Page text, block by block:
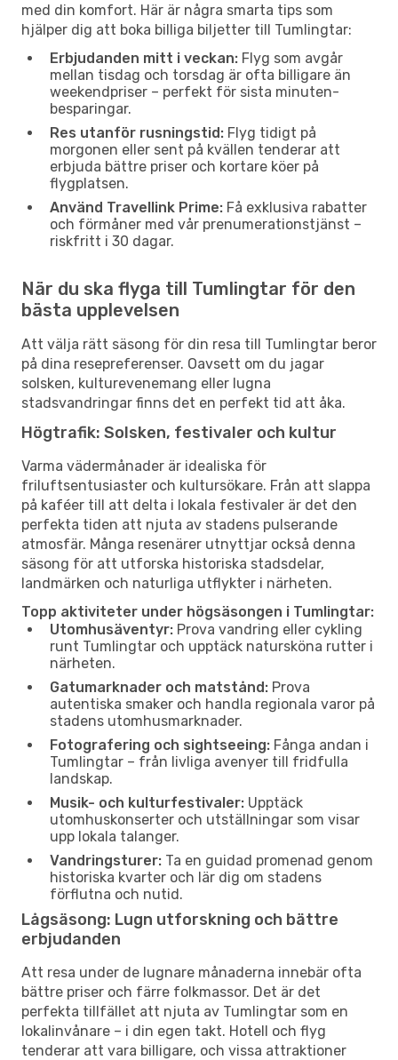
med din komfort. Här är några smarta tips som
hjälper dig att boka billiga biljetter till Tumlingtar:
Erbjudanden mitt i veckan: Flyg som avgår
mellan tisdag och torsdag är ofta billigare än
weekendpriser – perfekt för sista minuten-
besparingar.
Res utanför rusningstid: Flyg tidigt på
morgonen eller sent på kvällen tenderar att
erbjuda bättre priser och kortare köer på
flygplatsen.
Använd Travellink Prime: Få exklusiva rabatter
och förmåner med vår prenumerationstjänst –
riskfritt i 30 dagar.
När du ska flyga till Tumlingtar för den
bästa upplevelsen
Att välja rätt säsong för din resa till Tumlingtar beror
på dina resepreferenser. Oavsett om du jagar
solsken, kulturevenemang eller lugna
stadsvandringar finns det en perfekt tid att åka.
Högtrafik: Solsken, festivaler och kultur
Varma vädermånader är idealiska för
friluftsentusiaster och kultursökare. Från att slappa
på kaféer till att delta i lokala festivaler är det den
perfekta tiden att njuta av stadens pulserande
atmosfär. Många resenärer utnyttjar också denna
säsong för att utforska historiska stadsdelar,
landmärken och naturliga utflykter i närheten.
Topp aktiviteter under högsäsongen i Tumlingtar:
Utomhusäventyr: Prova vandring eller cykling
runt Tumlingtar och upptäck natursköna rutter i
närheten.
Gatumarknader och matstånd: Prova
autentiska smaker och handla regionala varor på
stadens utomhusmarknader.
Fotografering och sightseeing: Fånga andan i
Tumlingtar – från livliga avenyer till fridfulla
landskap.
Musik- och kulturfestivaler: Upptäck
utomhuskonserter och utställningar som visar
upp lokala talanger.
Vandringsturer: Ta en guidad promenad genom
historiska kvarter och lär dig om stadens
förflutna och nutid.
Lågsäsong: Lugn utforskning och bättre
erbjudanden
Att resa under de lugnare månaderna innebär ofta
bättre priser och färre folkmassor. Det är det
perfekta tillfället att njuta av Tumlingtar som en
lokalinvånare – i din egen takt. Hotell och flyg
tenderar att vara billigare, och vissa attraktioner